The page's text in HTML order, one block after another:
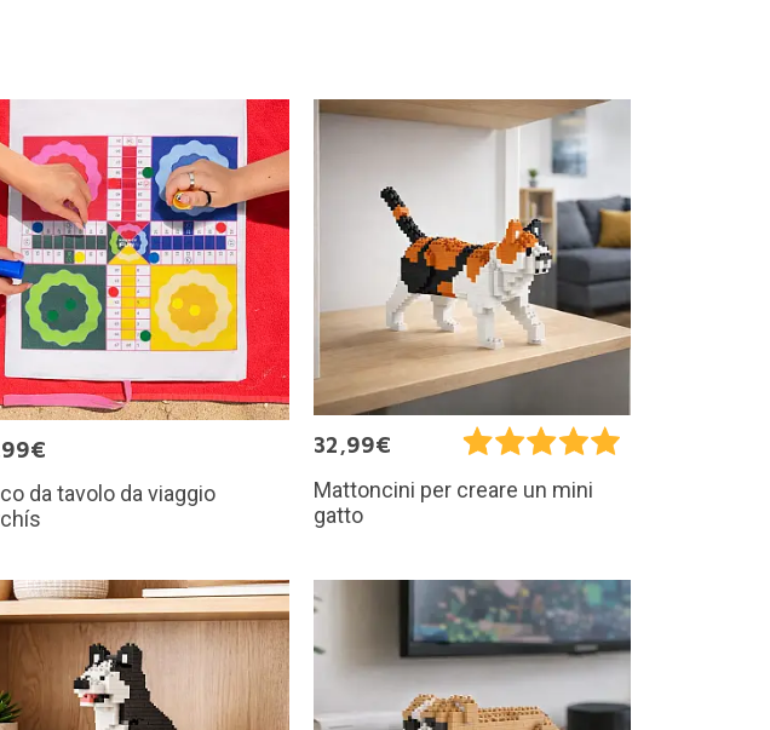
da tavolo da viaggio
32,99€
Mattoncini per creare un mini
gatto